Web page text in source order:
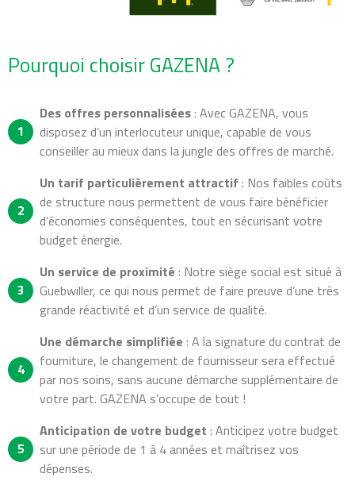
Pourquoi choisir GAZENA ?
Des offres personnalisées: Avec GAZENA, vous
disposez d’un interlocuteur unique, capable de vous
conseiller au mieux dans la jungle des offres de marché.
Un tarif particulièrement attractif : Nos faibles coûts
de structure nous permettent de vous faire bénéficier
d’économies conséquentes, tout en sécurisant votre
budget énergie.
Un service de proximité : Notre siège social est situé à
Guebwiller, ce qui nous permet de faire preuve d’une très
grande réactivité et d’un service de qualité.
Une démarche simplifiée : A la signature du contrat de
fourniture, le changement de fournisseur sera effectué
par nos soins, sans aucune démarche supplémentaire de
votre part. GAZENA s’occupe de tout !
Anticipation de votre budget : Anticipez votre budget
sur une période de 1 à 4 années et maîtrisez vos
dépenses.